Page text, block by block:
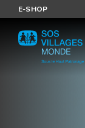
E-SHOP